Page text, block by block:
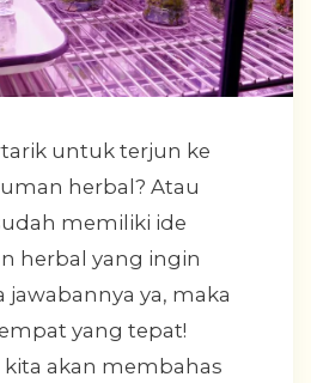
untuk terjun ke
herbal? Atau
memiliki ide
herbal yang ingin
jawabannya ya, maka
yang tepat!
akan membahas